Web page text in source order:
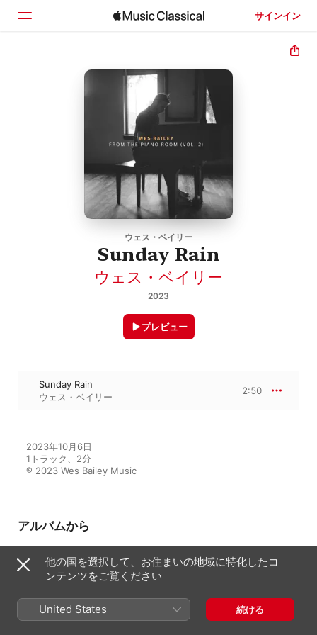
サインイン
見つける
ウェス・ベイリー
Sunday Rain
ウェス・ベイリー
2023
プレビュー
Sunday Rain
ウェス・ベイリー
2:50
2023年10月6日
1トラック、2分
℗ 2023 Wes Bailey Music
アルバムから
From The Piano Room, Vol. 2 -
ウェス・ベイリー
他の国を選択して、お住まいの地域に特化したコ
ンテンツをご覧ください
United States 続ける